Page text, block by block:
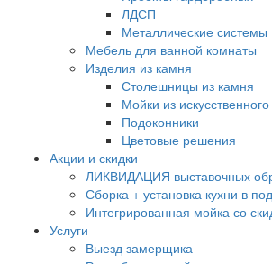
ЛДСП
Металлические системы
Мебель для ванной комнаты
Изделия из камня
Столешницы из камня
Мойки из
Подоконники
Цветовые решения
Акции и скидки
ЛИКВИДАЦИЯ выставочных
Сборка + установка кухни в
Интегрированная мойка со
Услуги
Выезд замерщика